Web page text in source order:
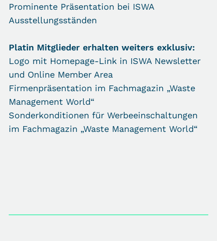
Prominente Präsentation bei ISWA
Ausstellungsständen
Platin Mitglieder erhalten weiters exklusiv:
Logo mit Homepage-Link in ISWA Newsletter
und Online Member Area
Firmenpräsentation im Fachmagazin „Waste
Management World“
Sonderkonditionen für Werbeeinschaltungen
im Fachmagazin „Waste Management World“